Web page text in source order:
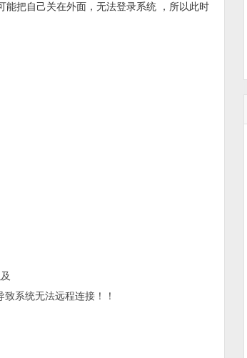
能把自己关在外面，无法登录系统 ，所以此时
系统无法远程连接！！